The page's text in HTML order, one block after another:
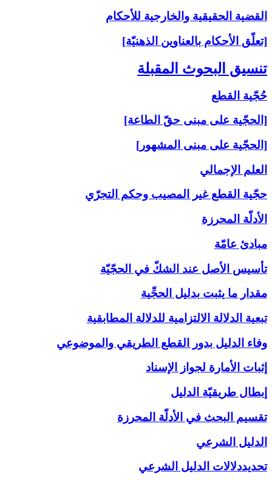
القضية الحقيقية والخارجية للأحكام
[تعلّق الأحكام بالعناوين الذهنيّة]
تنسيق البحوث المقبلة
حُجّية القطع
[الحجّية على مبنى حقّ الطاعة]
[الحجّية على مبنى المشهور]
العلم الإجمالي
حجّية القطع غير المصيب وحكم التجرّي
الأدلّة المحرزة
مبادئ عامّة
تأسيس الأصل عند الشكّ في الحجّيّة
مقدار ما يثبت بدليل الحجِّية
تبعية الدلالة الالتزامية للدلالة المطابقية
وفاء الدليل بدور القطع الطريقي والموضوعي
إثبات الأمارة لجواز الإسناد
إبطال طريقيّة الدليل
تقسيم البحث في الأدلّة المحرزة
الدليل الشرعي‏
تحديددلالات الدليل الشرعي‏